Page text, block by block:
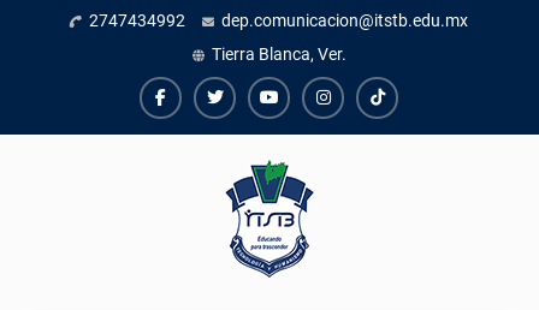
2747434992
dep.comunicacion@itstb.edu.mx
Tierra Blanca, Ver.
FacebookTwiterYoutubeinstagram
TikTok